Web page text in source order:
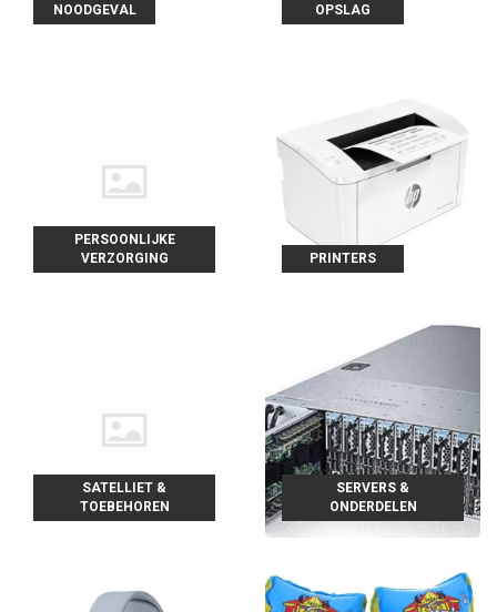
NOODGEVAL OPSLAG
PERSOONLIJKE
VERZORGING
PRINTERS
SATELLIET &
TOEBEHOREN
SERVERS &
ONDERDELEN